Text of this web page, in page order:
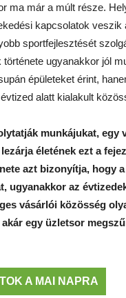
ma már a múlt része.
kapcsolatok veszik
sportfejlesztését
ugyanakkor jól
épületeket érint,
alatt kialakult
munkájukat, egy
életének ezt a
azt bizonyítja, hogy
ugyanakkor az
vásárlói közösség
egy üzletsor
A MAI NAPRA